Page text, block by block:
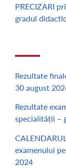
PRECIZARI
gradul
Rezultate
30 august
Rezultate
specialității –
examenului
2024